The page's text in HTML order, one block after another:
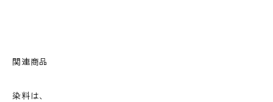
関連商品
染料は、